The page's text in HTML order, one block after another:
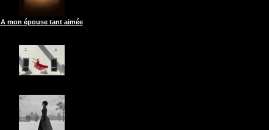
A mon épouse tant aimée